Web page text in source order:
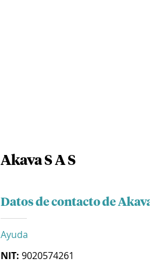
Akava S A S
Datos de contacto de Akava
Ayuda
NIT: 9020574261